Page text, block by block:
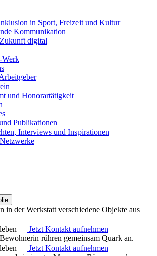
in Sport, Freizeit und Kultur
Kommunikation
digital
Werk
und Honorartätigkeit
Publikationen
Interviews und Inspirationen
Jetzt Kontakt aufnehmen
Jetzt Kontakt aufnehmen